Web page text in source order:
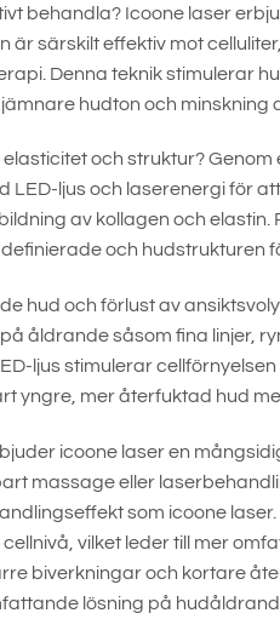
behandla? Icoone laser
särskilt effektiv mot
Denna teknik stimulerar
hudton och minskning
och struktur?
LED-ljus och laserenergi för
av kollagen och
och hudstrukturen
hud och förlust av
åldrande såsom fina linjer,
ljus stimulerar
yngre, mer återfuktad hud
icoone laser en
massage eller
som icoone
vilket leder till mer
biverkningar och kortare
lösning på